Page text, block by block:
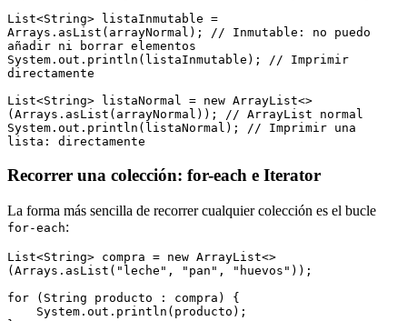
List<String> listaInmutable =
Arrays.asList(arrayNormal); // Inmutable: no puedo
añadir ni borrar elementos
System.out.println(listaInmutable); // Imprimir
directamente
List<String> listaNormal = new ArrayList<>
(Arrays.asList(arrayNormal)); // ArrayList normal
System.out.println(listaNormal); // Imprimir una
lista: directamente
Recorrer una colección: for-each e Iterator
La forma más sencilla de recorrer cualquier colección es el bucle
for-each:
List<String> compra = new ArrayList<>
(Arrays.asList("leche", "pan", "huevos"));
for (String producto : compra) {
System.out.println(producto);